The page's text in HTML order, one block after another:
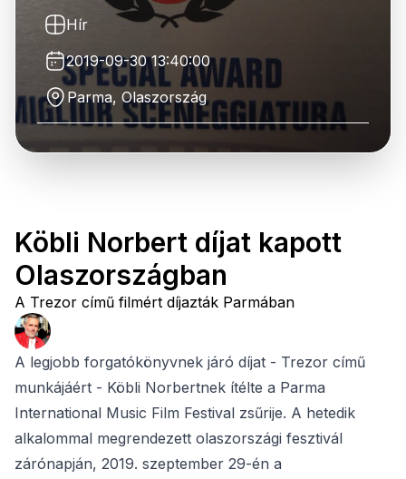
Hír
2019-09-30 13:40:00
Parma, Olaszország
Köbli Norbert díjat kapott
Olaszországban
A Trezor című filmért díjazták Parmában
A legjobb forgatókönyvnek járó díjat - Trezor című
munkájáért - Köbli Norbertnek ítélte a Parma
International Music Film Festival zsűrije. A hetedik
alkalommal megrendezett olaszországi fesztivál
zárónapján, 2019. szeptember 29-én a